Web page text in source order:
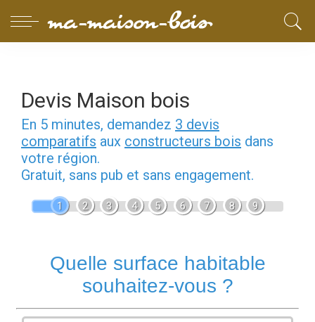
Devis Maison bois
En 5 minutes, demandez 3 devis
comparatifs aux constructeurs bois dans
votre région.
Gratuit, sans pub et sans engagement.
1 2 3 4 5 6 7 8 9
Quelle surface habitable
souhaitez-vous ?